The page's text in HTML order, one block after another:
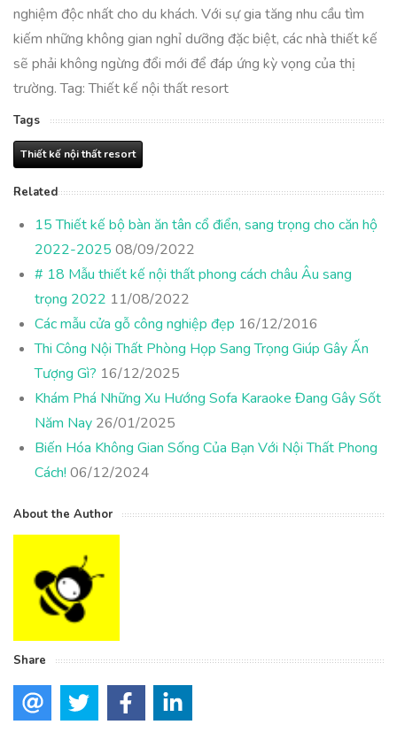
nghiệm độc nhất cho du khách. Với sự gia tăng nhu cầu tìm
kiếm những không gian nghỉ dưỡng đặc biệt, các nhà thiết kế
sẽ phải không ngừng đổi mới để đáp ứng kỳ vọng của thị
trường. Tag: Thiết kế nội thất resort
Tags
Thiết kế nội thất resort
Related
15 Thiết kế bộ bàn ăn tân cổ điển, sang trọng cho căn hộ
2022-2025 08/09/2022
# 18 Mẫu thiết kế nội thất phong cách châu Âu sang
trọng 2022 11/08/2022
Các mẫu cửa gỗ công nghiệp đẹp 16/12/2016
Thi Công Nội Thất Phòng Họp Sang Trọng Giúp Gây Ấn
Tượng Gì? 16/12/2025
Khám Phá Những Xu Hướng Sofa Karaoke Đang Gây Sốt
Năm Nay 26/01/2025
Biến Hóa Không Gian Sống Của Bạn Với Nội Thất Phong
Cách! 06/12/2024
About the Author
Share